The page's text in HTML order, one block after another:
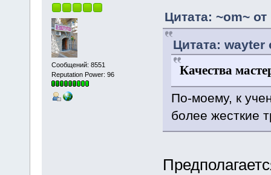
Сообщений: 8551
Reputation Power: 96
Цитата: ~om~
Цитата: wayter
Качества
По-моему, к
более жесткие